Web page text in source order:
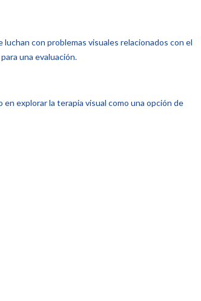
con problemas visuales relacionados con el
una evaluación.
en explorar la terapia visual como una opción de